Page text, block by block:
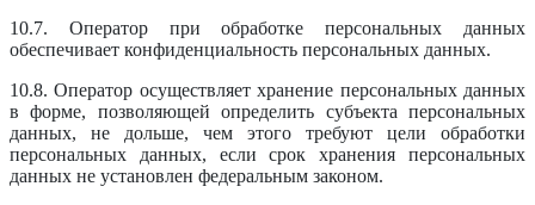
10.7. Оператор при обработке персональных данных
обеспечивает конфиденциальность персональных данных.
10.8. Оператор осуществляет хранение персональных данных
в форме, позволяющей определить субъекта персональных
данных, не дольше, чем этого требуют цели обработки
персональных данных, если срок хранения персональных
данных не установлен федеральным законом.